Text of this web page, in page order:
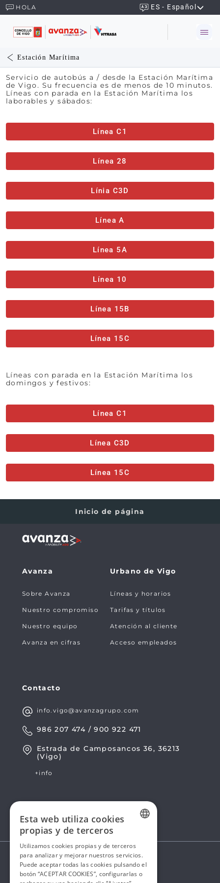
HOLA ES - Español
Estación Marítima
Servicio de autobús a / desde la Estación Marítima
de Vigo. Su frecuencia es de menos de 10 minutos.
Líneas con parada en la Estación Marítima los
laborables y sábados:
Línea C1
Línea 28
Línia C3D
Línea A
Línea 5A
Línea 10
Línea 15B
Línea 15C
Líneas con parada en la Estación Marítima los
domingos y festivos:
Línea C1
Línea C3D
Línea 15C
Inicio de página
Avanza
Sobre Avanza
Nuestro compromiso
Nuestro equipo
Avanza en cifras
Urbano de Vigo
Líneas y horarios
Tarifas y títulos
Atención al cliente
Acceso empleados
Contacto
info.vigo@avanzagrupo.com
986 207 474 / 900 922 471
Estrada de Camposancos 36, 36213
(Vigo)
+info
SPANISH
Esta web utiliza cookies
propias y de terceros
Utilizamos cookies propias y de terceros
para analizar y mejorar nuestros servicios.
Puede aceptar todas las cookies pulsando el
botón “ACEPTAR COOKIES”, configurarlas o